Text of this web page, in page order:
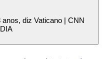
diz Vaticano | CNN